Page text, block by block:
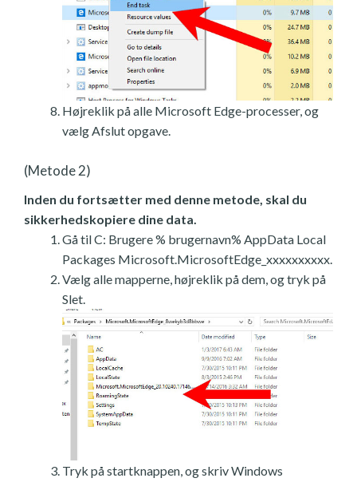
Højreklik på alle Microsoft Edge-processer, og
vælg Afslut opgave.
(Metode 2)
Inden du fortsætter med denne metode, skal du
sikkerhedskopiere dine data.
Gå til C: Brugere % brugernavn% AppData Local
Packages Microsoft.MicrosoftEdge_xxxxxxxxxx.
Vælg alle mapperne, højreklik på dem, og tryk på
Slet.
Tryk på startknappen, og skriv Windows